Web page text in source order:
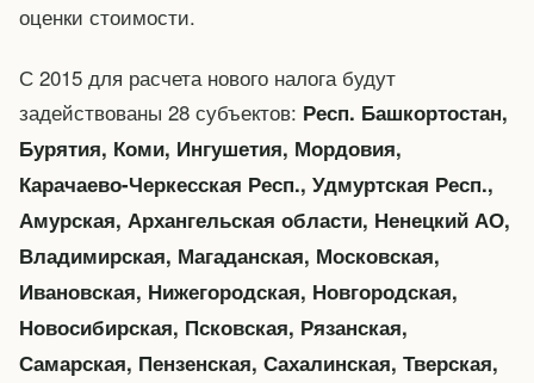
оценки стоимости.
С 2015 для расчета нового налога будут
задействованы 28 субъектов: Респ. Башкортостан,
Бурятия, Коми, Ингушетия, Мордовия,
Карачаево-Черкесская Респ., Удмуртская Респ.,
Амурская, Архангельская области, Ненецкий АО,
Владимирская, Магаданская, Московская,
Ивановская, Нижегородская, Новгородская,
Новосибирская, Псковская, Рязанская,
Самарская, Пензенская, Сахалинская, Тверская,